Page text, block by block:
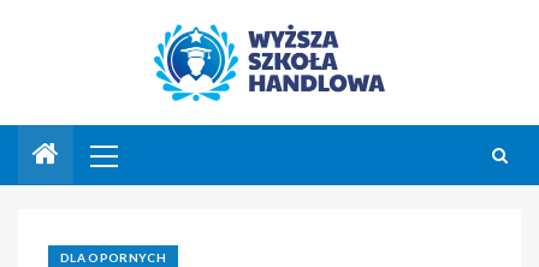
DLA OPORNYCH